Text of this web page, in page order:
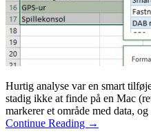
Hurtig analyse var en smart
stadig ikke at finde på en Mac
markerer et område med data,
Continue Reading →